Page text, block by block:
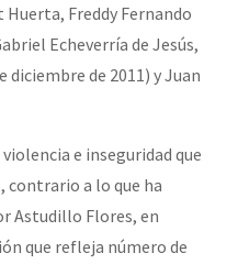
Freddy Fernando
Echeverría de Jesús,
diciembre de 2011) y Juan
e inseguridad que
contrario a lo que ha
Astudillo Flores, en
que refleja número de